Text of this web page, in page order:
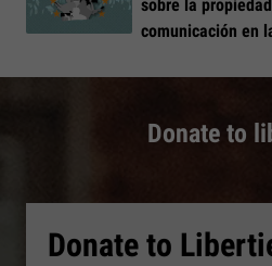
sobre la
comunicación en
Donate to
Donate to